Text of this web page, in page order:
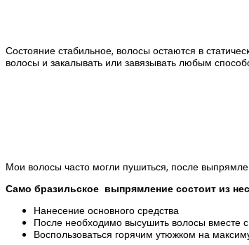
Состояние стабильное, волосы остаются в
волосы и закалывать или завязывать любым
Мои волосы часто могли пушиться, после
Само бразильское выпрямление состоит из
Нанесение основного средства
После необходимо высушить волосы вместе
Воспользоваться горячим утюжком на